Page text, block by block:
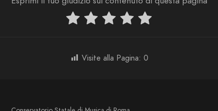
Visite alla Pagina: 0